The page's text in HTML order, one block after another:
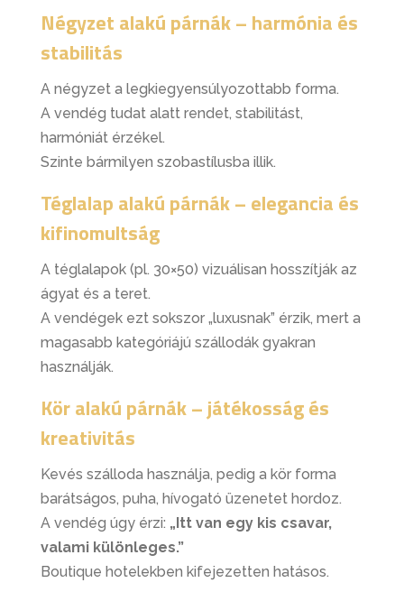
Négyzet alakú párnák – harmónia és
stabilitás
A négyzet a legkiegyensúlyozottabb forma.
A vendég tudat alatt rendet, stabilitást,
harmóniát érzékel.
Szinte bármilyen szobastílusba illik.
Téglalap alakú párnák – elegancia és
kifinomultság
A téglalapok (pl. 30×50) vizuálisan hosszítják az
ágyat és a teret.
A vendégek ezt sokszor „luxusnak” érzik, mert a
magasabb kategóriájú szállodák gyakran
használják.
Kör alakú párnák – játékosság és
kreativitás
Kevés szálloda használja, pedig a kör forma
barátságos, puha, hívogató üzenetet hordoz.
A vendég úgy érzi: „Itt van egy kis csavar,
valami különleges.”
Boutique hotelekben kifejezetten hatásos.